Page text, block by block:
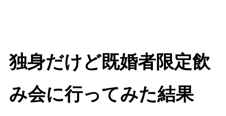
独身だけど既婚者限定飲
み会に行ってみた結果